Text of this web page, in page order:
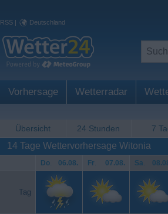
RSS | Deutschland
Vorhersage Wetterradar
Übersicht 24 Stunden 7
14 Tage Wettervorhersage Witonia
Do. 06.08. Fr. 07.08. Sa.
Tag